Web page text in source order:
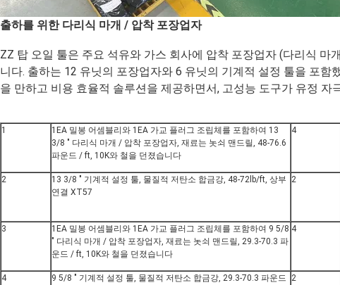
출하를 위한 다리식 마개 / 압착 포장업자
ZZ 탑 오일 툴은 주요 석유와 가스 회사에 압착 포장업자 (다리식 마
니다. 출하는 12 유닛의 포장업자와 6 유닛의 기계적 설정 툴을 포함
을 만하고 비용 효율적 솔루션을 제공하면서, 고성능 도구가 유정 자
1
1EA 밀봉 어셈블리와 1EA 가교 플러그 조립체를 포함하여 13
3/8 " 다리식 마개 / 압착 포장업자, 재료는 놋쇠 맨드릴, 48-76.6
파운드 / ft, 10K와 철을 던졌습니다
4
2
13 3/8 " 기계적 설정 툴, 물질적 저탄소 합금강, 48-72lb/ft, 상부
연결 XT57
2
3
1EA 밀봉 어셈블리와 1EA 가교 플러그 조립체를 포함하여 9 5/8
" 다리식 마개 / 압착 포장업자, 재료는 놋쇠 맨드릴, 29.3-70.3 파
운드 / ft, 10K와 철을 던졌습니다
4
4
9 5/8 " 기계적 설정 툴, 물질적 저탄소 합금강, 29.3-70.3 파운드 2